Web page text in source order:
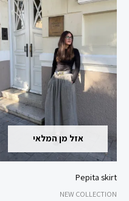
אזל מן המלאי
Pepita skirt
NEW COLLECTION
מספר
סוגים.
ניתן
לבחור
האפשרויות
בעמוד
המוצר